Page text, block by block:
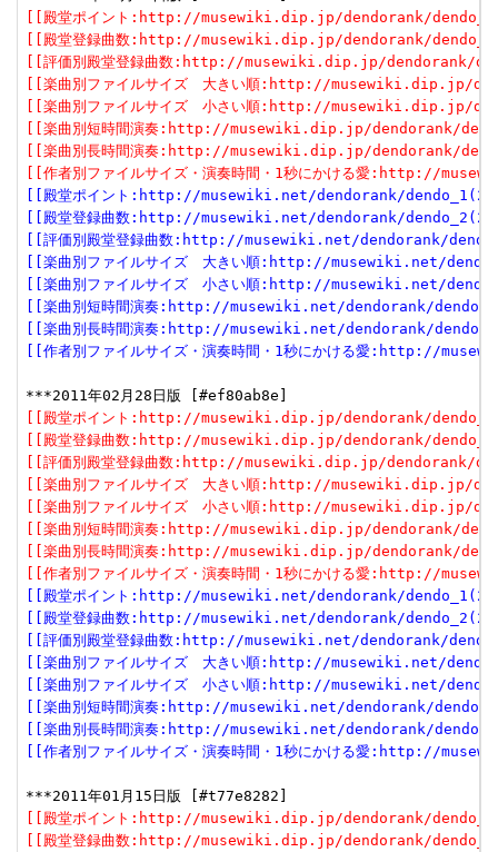
[[殿堂ポイント:http://musewiki.dip.jp/dendorank/
[[殿堂登録曲数:http://musewiki.dip.jp/dendorank/
[[評価別殿堂登録曲数:http://musewiki.dip.jp/dendorank/
[[楽曲別ファイルサイズ　大きい順:http://musewiki.dip.jp/
[[楽曲別ファイルサイズ　小さい順:http://musewiki.dip.jp/
[[楽曲別短時間演奏:http://musewiki.dip.jp/dendorank/
[[楽曲別長時間演奏:http://musewiki.dip.jp/dendorank/
[[作者別ファイルサイズ・演奏時間・1秒にかける愛:http://
[[殿堂ポイント:http://musewiki.net/dendorank/
[[殿堂登録曲数:http://musewiki.net/dendorank/
[[評価別殿堂登録曲数:http://musewiki.net/dendorank/
[[楽曲別ファイルサイズ　大きい順:http://musewiki.net/
[[楽曲別ファイルサイズ　小さい順:http://musewiki.net/
[[楽曲別短時間演奏:http://musewiki.net/dendorank/
[[楽曲別長時間演奏:http://musewiki.net/dendorank/
[[作者別ファイルサイズ・演奏時間・1秒にかける愛:http://
[[殿堂ポイント:http://musewiki.dip.jp/dendorank/
[[殿堂登録曲数:http://musewiki.dip.jp/dendorank/
[[評価別殿堂登録曲数:http://musewiki.dip.jp/dendorank/
[[楽曲別ファイルサイズ　大きい順:http://musewiki.dip.jp/
[[楽曲別ファイルサイズ　小さい順:http://musewiki.dip.jp/
[[楽曲別短時間演奏:http://musewiki.dip.jp/dendorank/
[[楽曲別長時間演奏:http://musewiki.dip.jp/dendorank/
[[作者別ファイルサイズ・演奏時間・1秒にかける愛:http://
[[殿堂ポイント:http://musewiki.net/dendorank/
[[殿堂登録曲数:http://musewiki.net/dendorank/
[[評価別殿堂登録曲数:http://musewiki.net/dendorank/
[[楽曲別ファイルサイズ　大きい順:http://musewiki.net/
[[楽曲別ファイルサイズ　小さい順:http://musewiki.net/
[[楽曲別短時間演奏:http://musewiki.net/dendorank/
[[楽曲別長時間演奏:http://musewiki.net/dendorank/
[[作者別ファイルサイズ・演奏時間・1秒にかける愛:http://
[[殿堂ポイント:http://musewiki.dip.jp/dendorank/
[[殿堂登録曲数:http://musewiki.dip.jp/dendorank/